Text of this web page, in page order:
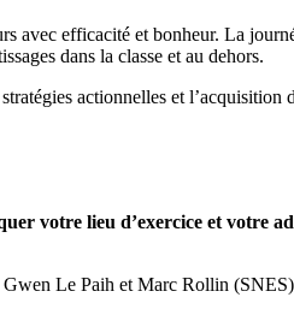
avec efficacité et bonheur. La
dans la classe et au dehors.
actionnelles et
votre lieu d’exercice et votre
Gwen Le Paih et Marc Rollin